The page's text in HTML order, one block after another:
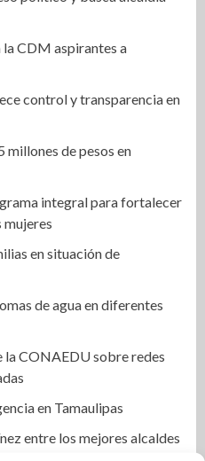
CDM aspirantes a
control y transparencia en
millones de pesos en
integral para fortalecer
mujeres
en situación de
de agua en diferentes
la CONAEDU sobre redes
en Tamaulipas
entre los mejores alcaldes